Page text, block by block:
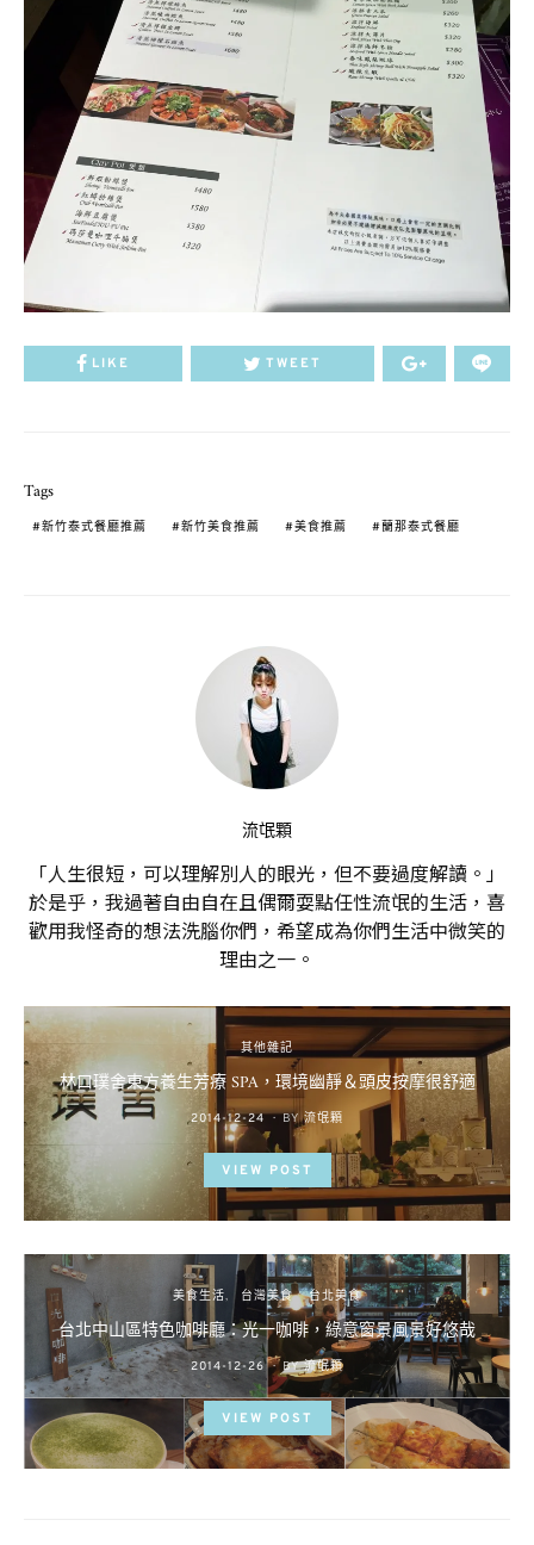
LIKE TWEET
Tags
新竹泰式餐廳推薦 新竹美食推薦 美食推薦 蘭那泰式餐廳
流氓顆
「人生很短，可以理解別人的眼光，但不要過度解讀。」
於是乎，我過著自由自在且偶爾耍點任性流氓的生活，喜
歡用我怪奇的想法洗腦你們，希望成為你們生活中微笑的
理由之一。
其他雜記
林口璞舍東方養生芳療 SPA，環境幽靜＆頭皮按摩很舒適
POSTED
ON
2014-12-24 BY 流氓顆
VIEW POST
美食生活 台灣美食 台北美食
台北中山區特色咖啡廳：光一咖啡，綠意窗景風景好悠哉
POSTED
ON
2014-12-26 BY 流氓顆
VIEW POST